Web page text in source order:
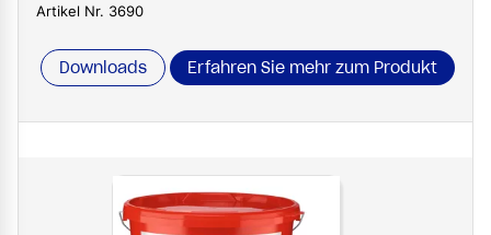
Artikel Nr. 3690
Downloads Erfahren Sie mehr zum Produkt